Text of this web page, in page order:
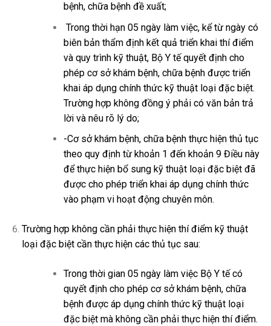
bệnh, chữa bệnh đề xuất;
Trong thời hạn 05 ngày làm việc, kể từ ngày có
biên bản thẩm định kết quả triển khai thí điểm
và quy trình kỹ thuật, Bộ Y tế quyết định cho
phép cơ sở khám bệnh, chữa bệnh được triển
khai áp dụng chính thức kỹ thuật loại đặc biệt.
Trường hợp không đồng ý phải có văn bản trả
lời và nêu rõ lý do;
-Cơ sở khám bệnh, chữa bệnh thực hiện thủ tục
theo quy định từ khoản 1 đến khoản 9 Điều này
để thực hiện bổ sung kỹ thuật loại đặc biệt đã
được cho phép triển khai áp dụng chính thức
vào phạm vi hoạt động chuyên môn.
Trường hợp không cần phải thực hiện thí điểm kỹ thuật
loại đặc biệt cần thực hiện các thủ tục sau:
Trong thời gian 05 ngày làm việc Bộ Y tế có
quyết định cho phép cơ sở khám bệnh, chữa
bệnh được áp dụng chính thức kỹ thuật loại
đặc biệt mà không cần phải thực hiện thí điểm.